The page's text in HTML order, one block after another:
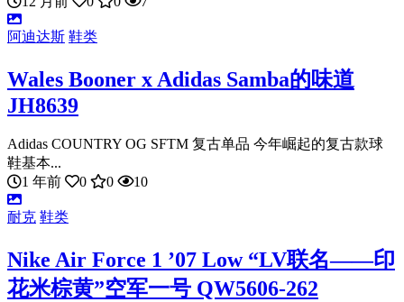
阿迪达斯 鞋类
Wales Booner x Adidas Samba的味道
JH8639
Adidas COUNTRY OG SFTM 复古单品 今年崛起的复古款球
鞋基本...
1 年前
0 0 10
耐克 鞋类
Nike Air Force 1 ’07 Low “LV联名——印
花米棕黄”空军一号 QW5606-262